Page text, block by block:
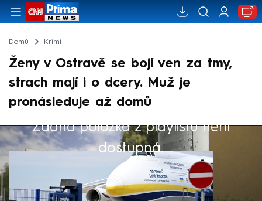
Domů Krimi
Ženy v Ostravě se bojí ven za tmy,
strach mají i o dcery. Muž je
pronásleduje až domů
Žádná položka z playlistu není
dostupná.
Výběr redakce